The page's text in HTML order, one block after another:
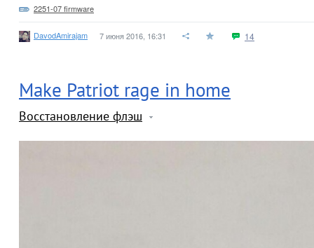
2251-07 firmware
DavodAmirajam 7 июня 2016, 16:31 14
Make Patriot rage in home
Восстановление флэш